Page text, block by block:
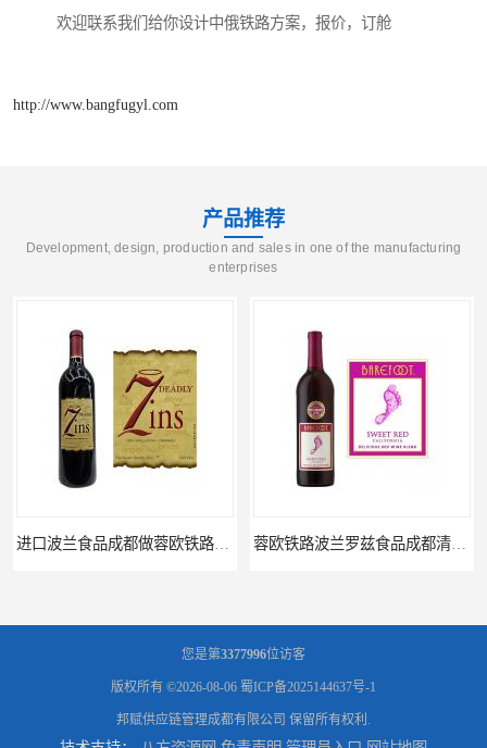
欢迎联系我们给你设计中俄铁路方案，报价，订舱
http://www.bangfugyl.com
产品推荐
Development, design, production and sales in one of the manufacturing
enterprises
您是第3377996位访客
版权所有 ©2026-08-06 蜀ICP备2025144637号-1
邦赋供应链管理成都有限公司 保留所有权利.